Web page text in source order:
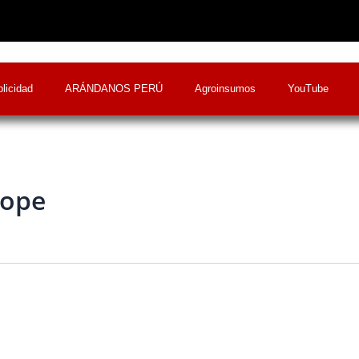
ARÁNDANOS PERÚ Agroinsumos YouTube